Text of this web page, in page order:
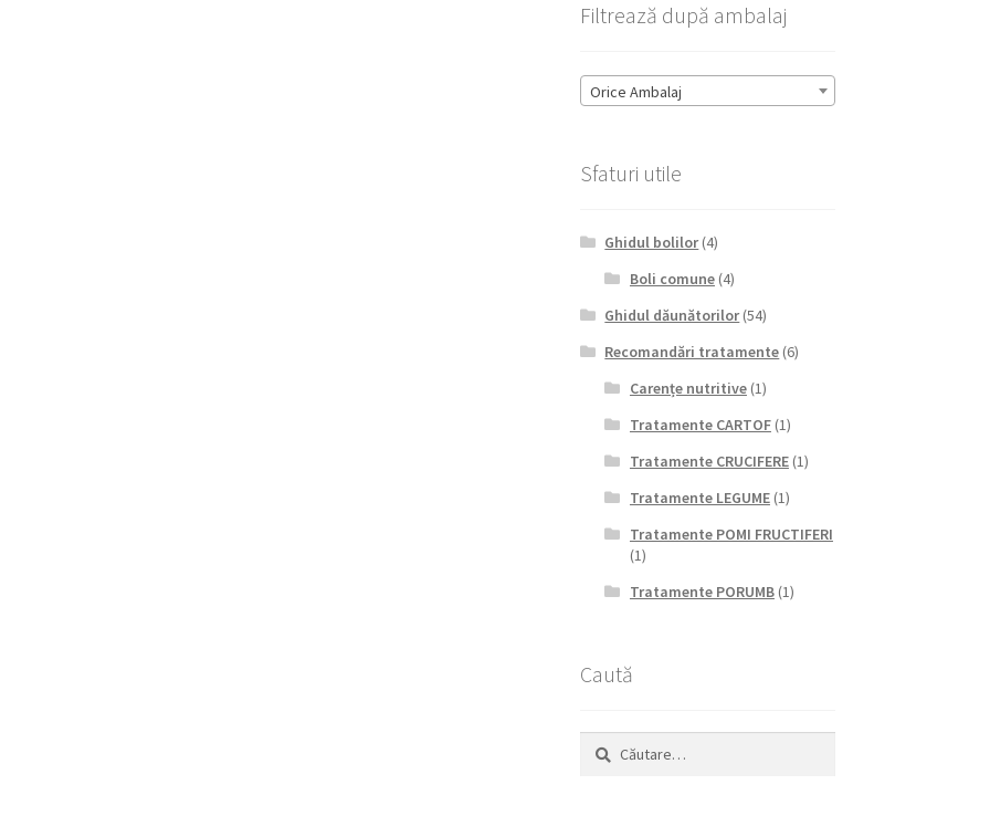
Filtrează după ambalaj
Orice Ambalaj
Sfaturi utile
Ghidul bolilor(4)
Boli comune(4)
Ghidul dăunătorilor(54)
Recomandări tratamente (6)
Carențe nutritive(1)
Tratamente CARTOF(1)
Tratamente CRUCIFERE(1)
Tratamente LEGUME(1)
Tratamente POMI FRUCTIFERI
(1)
Tratamente PORUMB(1)
Caută
Caută